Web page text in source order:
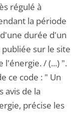
régulé à
la période
durée d'un
publiée sur le site
l'énergie. / (...) ".
ce code : " Un
avis de la
précise les